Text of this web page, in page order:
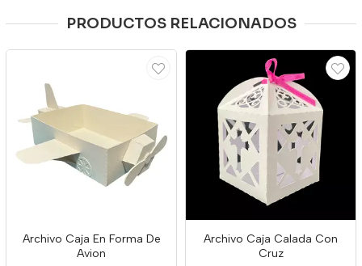
PRODUCTOS RELACIONADOS
Archivo Caja En Forma De
Avion
Archivo Caja Calada Con
Cruz